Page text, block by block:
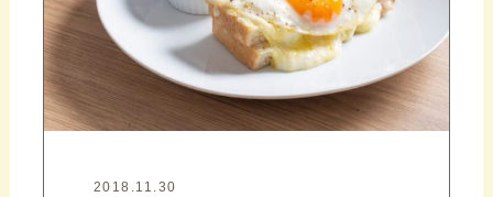
2018.11.30